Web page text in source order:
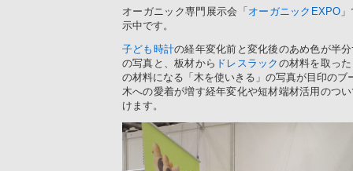
オーガニック専門展示会「 オーガニックEXPO」
示中です。
子ども時計の経年変化前と変化後のあめ色が半
の写真と、板材から ドレスラック の材料を取っ
の材料になる「木を使いきる」の写真が目印のブ
木への愛着が増す経年変化や短材端材活用のつ
けます。